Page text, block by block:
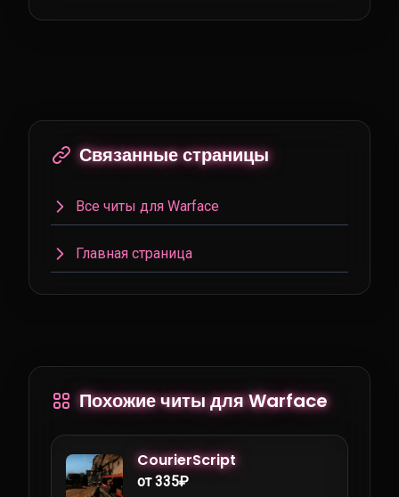
Связанные страницы
Все читы для Warface
Главная страница
Похожие читы для Warface
CourierScript
от 335₽